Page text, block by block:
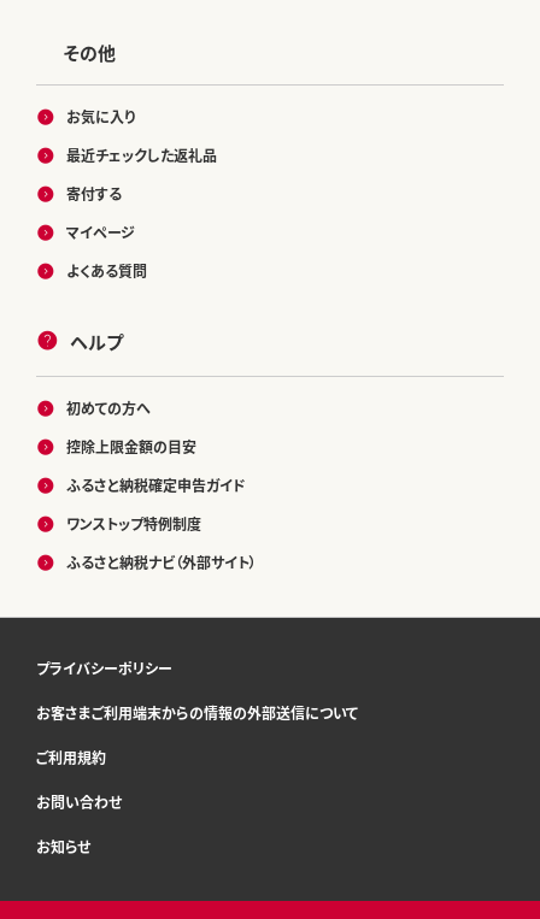
その他
お気に入り
最近チェックした返礼品
寄付する
マイページ
よくある質問
ヘルプ
初めての方へ
控除上限金額の目安
ふるさと納税確定申告ガイド
ワンストップ特例制度
ふるさと納税ナビ（外部サイト）
プライバシーポリシー
お客さまご利用端末からの情報の外部送信について
ご利用規約
お問い合わせ
お知らせ